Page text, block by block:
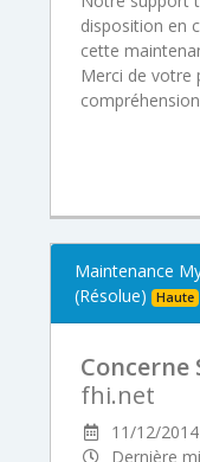
disposition en
cette
Merci de votre
Maintenance
(Résolue)
Haute
Concerne
fhi.net
11/12/
Dernière